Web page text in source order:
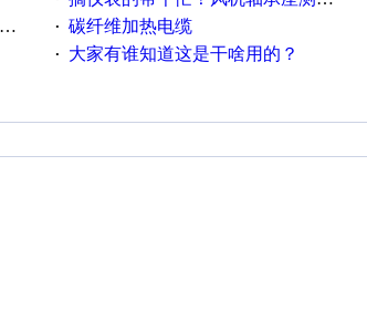
· 碳纤维加热电缆
· 大家有谁知道这是干啥用的？